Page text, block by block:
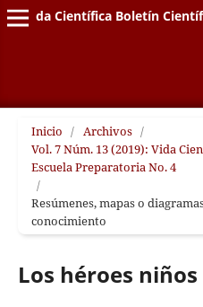
Vida Científica Boletín
Inicio / Archivos /
Vol. 7 Núm. 13 (2019): Vida
Escuela Preparatoria No. 4
/
Resúmenes, mapas o
conocimiento
Los héroes